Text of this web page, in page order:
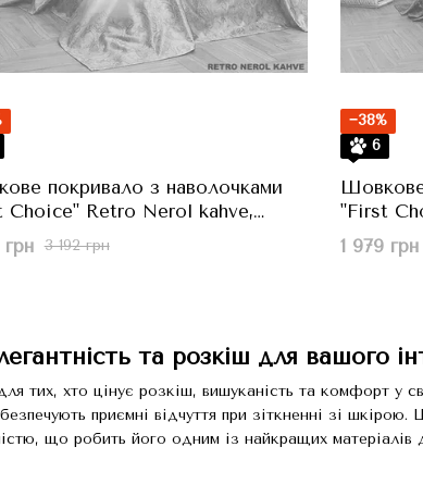
та розкіш для вашого
тих, хто цінує розкіш, вишуканість та комфорт у
приємні відчуття при зіткненні зі шкірою.
що робить його одним із найкращих матеріалів
покривало з наволочками
Choice" Retro Nerol kahve,
240x260 см
3 192 грн
грн
−38%
6
"First
Синій,
1 979 грн